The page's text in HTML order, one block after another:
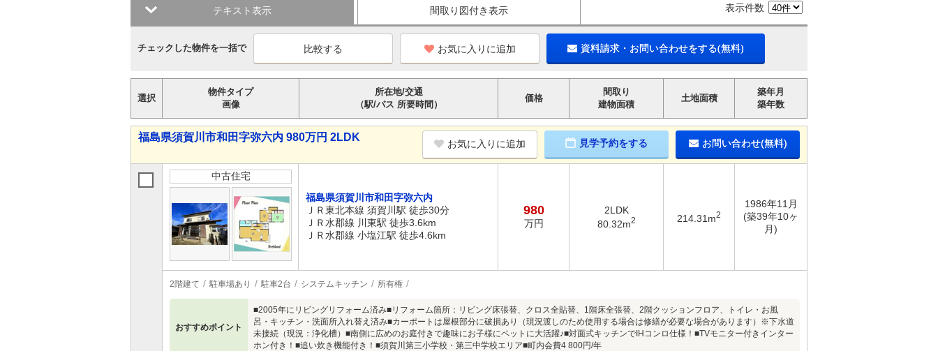
テキスト表示 間取り図付き表示 表示件数
チェックした物件を一括で お気に入りに追加 資料請求・お問い合わせをする(無料)
選択
物件タイプ
画像
所在地/交通
（駅/バス 所要時間）
価格
間取り
建物面積
土地面積
築年月
築年数
福島県須賀川市和田字弥六内 980万円 2LDK
お気に入りに追加 見学予約をする お問い合わせ(無料)
中古住宅
福島県須賀川市和田字弥六内
ＪＲ東北本線 須賀川駅 徒歩30分
ＪＲ水郡線 川東駅 徒歩3.6km
ＪＲ水郡線 小塩江駅 徒歩4.6km
980
万円
2LDK
80.32m2 214.31m2
1986年11月
(築39年10ヶ
月)
2階建て 駐車場あり 駐車2台 システムキッチン 所有権
おすすめポイント
■2005年にリビングリフォーム済み■リフォーム箇所：リビング床張替、クロス全貼替、1階床全張替、2階クッションフロア、トイレ・お風
呂・キッチン・洗面所入れ替え済み■カーポートは屋根部分に破損あり（現況渡しのため使用する場合は修繕が必要な場合があります）※下水道
未接続（現況：浄化槽）■南側に広めのお庭付きで趣味にお子様にペットに大活躍♪■対面式キッチンでIHコンロ仕様！■TVモニター付きインター
ホン付き！■追い炊き機能付き！■須賀川第三小学校・第三中学校エリア■町内会費4 800円/年